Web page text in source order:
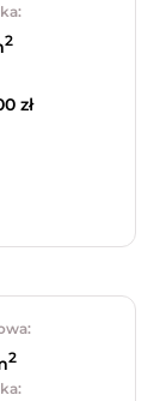
2
zł
2